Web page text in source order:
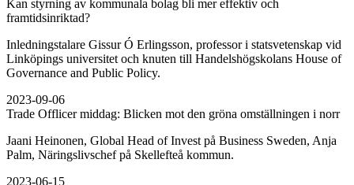
Kan styrning av kommunala bolag bli mer effektiv och
framtidsinriktad?
Inledningstalare Gissur Ó Erlingsson, professor i statsvetenskap vid
Linköpings universitet och knuten till Handelshögskolans House of
Governance and Public Policy.
2023-09-06
Trade Offlicer middag: Blicken mot den gröna omställningen i norr
Jaani Heinonen, Global Head of Invest på Business Sweden, Anja
Palm, Näringslivschef på Skellefteå kommun.
2023-06-15